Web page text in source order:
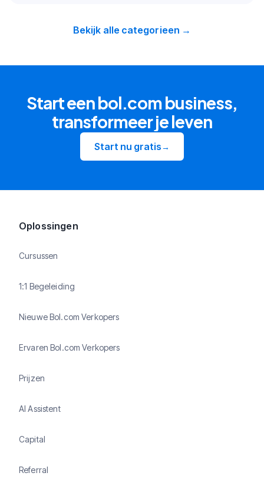
Bekijk alle categorieen →
Start een bol.com business,
transformeer je leven
Start nu gratis→
Oplossingen
Cursussen
1:1 Begeleiding
Nieuwe Bol.com Verkopers
Ervaren Bol.com Verkopers
Prijzen
AI Assistent
Capital
Referral